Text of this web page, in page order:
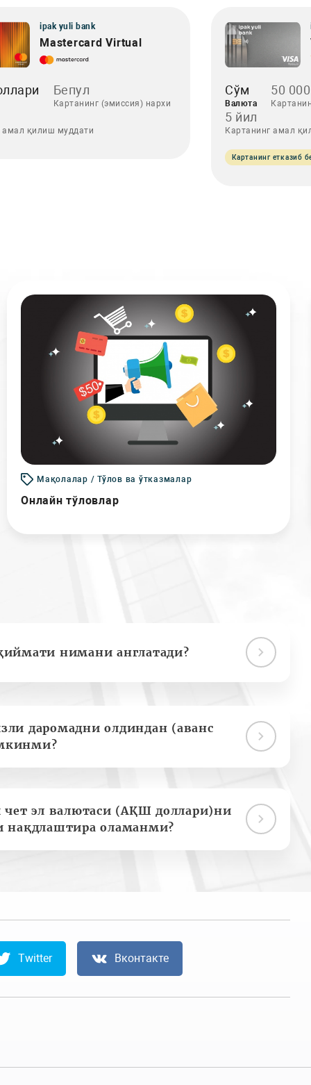
ipak yuli bank
Mastercard Virtual
Бепул
Картанинг (эмиссия) нархи
амал қилиш муддати
Сўм
Валюта
50
5 йил
Картанинг амал
Картанинг етказиб
Мақолалар / Тўлов ва ўтказмалар
Онлайн тўловлар
нимани англатади?
даромадни олдиндан (аванс
чет эл валютаси (АҚШ доллари)ни
нақдлаштира оламанми?
Twitter Вконтакте